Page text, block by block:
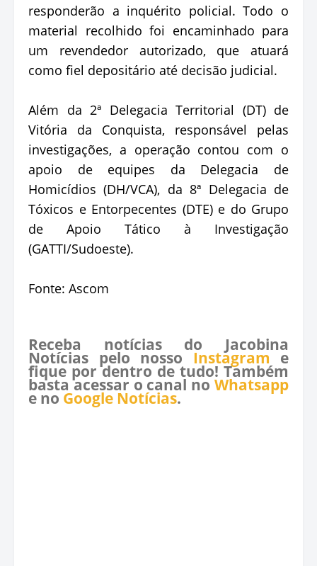
responderão a inquérito policial. Todo o
material recolhido foi encaminhado para
um revendedor autorizado, que atuará
como fiel depositário até decisão judicial.
Além da 2ª Delegacia Territorial (DT) de
Vitória da Conquista, responsável pelas
investigações, a operação contou com o
apoio de equipes da Delegacia de
Homicídios (DH/VCA), da 8ª Delegacia de
Tóxicos e Entorpecentes (DTE) e do Grupo
de Apoio Tático à Investigação
(GATTI/Sudoeste).
Fonte: Ascom
Receba notícias do Jacobina
Notícias pelo nosso Instagram e
fique por dentro de tudo! Também
basta acessar o canal no Whatsapp
e no Google Notícias.